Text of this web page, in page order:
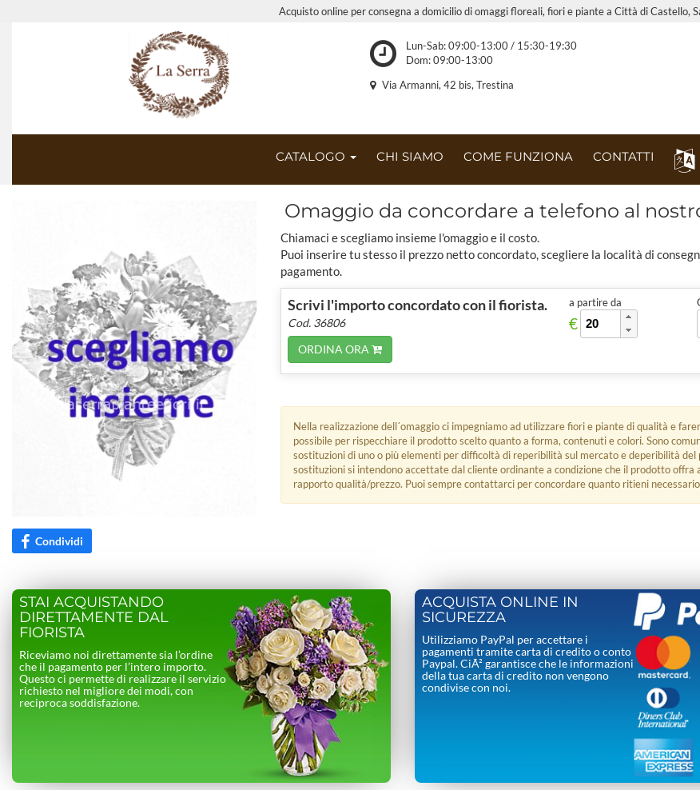
Acquisto online per consegna a domicilio di omaggi floreali, fiori e piante a Città di Castello,
Lun-Sab: 09:00-13:00 / 15:30-19:30
Dom: 09:00-13:00
Via Armanni, 42 bis, Trestina
CATALOGO CHI SIAMO COME FUNZIONA CONTATTI
Condividi
Omaggio da concordare a telefono al
Chiamaci e scegliamo insieme l'omaggio e il costo.
Puoi inserire tu stesso il prezzo netto concordato, scegliere la località di
pagamento.
Scrivi l'importo concordato con il fiorista.
Cod. 36806
ORDINA ORA
a partire da
€
Nella realizzazione dell´omaggio ci impegniamo ad utilizzare fiori e piante di qualità e
possibile per rispecchiare il prodotto scelto quanto a forma, contenuti e colori. Sono
sostituzioni di uno o più elementi per difficoltà di reperibilità sul mercato e deperibilità del
sostituzioni si intendono accettate dal cliente ordinante a condizione che il prodotto offra
rapporto qualità/prezzo. Puoi sempre contattarci per concordare quanto ritieni
STAI ACQUISTANDO
DIRETTAMENTE DAL
FIORISTA
Riceviamo noi direttamente sia l’ordine
che il pagamento per l’intero importo.
Questo ci permette di realizzare il servizio
richiesto nel migliore dei modi, con
reciproca soddisfazione.
ACQUISTA ONLINE IN
SICUREZZA
Utilizziamo PayPal per accettare i
pagamenti tramite carta di credito o conto
Paypal. CiÃ² garantisce che le informazioni
della tua carta di credito non vengono
condivise con noi.